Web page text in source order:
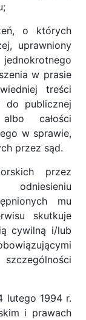
o których
uprawniony
w prasie
treści
do publicznej
całości
w sprawie,
przez sąd.
przez
mu
skutkuje
cywilną i/lub
lutego 1994 r.
i prawach